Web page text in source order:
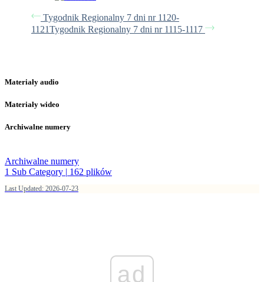
Tygodnik Regionalny 7 dni nr 1120-
1121Tygodnik Regionalny 7 dni nr 1115-1117
Materiały audio
Materiały wideo
Archiwalne numery
Archiwalne numery
1 Sub Category | 162 plików
Last Updated: 2026-07-23
ad